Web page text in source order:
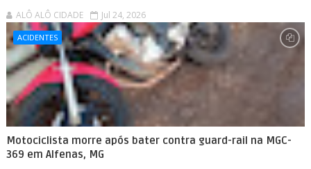
ALÔ ALÔ CIDADE Jul 24, 2026
ACIDENTES
Motociclista morre após bater contra guard-rail na MGC-
369 em Alfenas, MG